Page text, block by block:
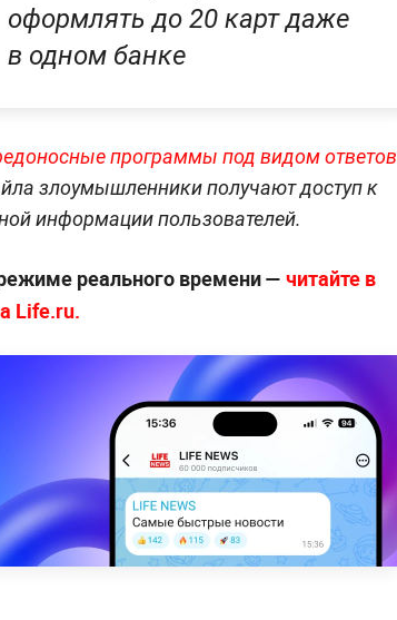
оформлять до 20 карт даже
в одном банке
программы под видом ответов
злоумышленники получают доступ к
информации пользователей.
реального времени — читайте в
Life.ru.